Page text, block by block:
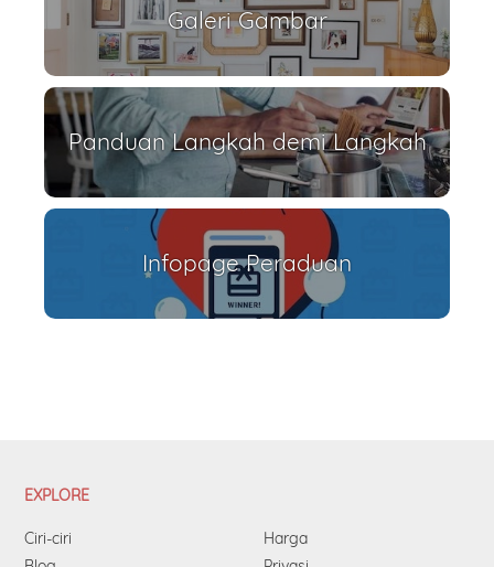
Galeri Gambar
Panduan Langkah demi Langkah
Infopage Peraduan
EXPLORE
Ciri-ciri
Harga